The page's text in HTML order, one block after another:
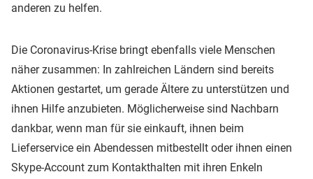
anderen zu helfen.
Die Coronavirus-Krise bringt ebenfalls viele Menschen
näher zusammen: In zahlreichen Ländern sind bereits
Aktionen gestartet, um gerade Ältere zu unterstützen und
ihnen Hilfe anzubieten. Möglicherweise sind Nachbarn
dankbar, wenn man für sie einkauft, ihnen beim
Lieferservice ein Abendessen mitbestellt oder ihnen einen
Skype-Account zum Kontakthalten mit ihren Enkeln